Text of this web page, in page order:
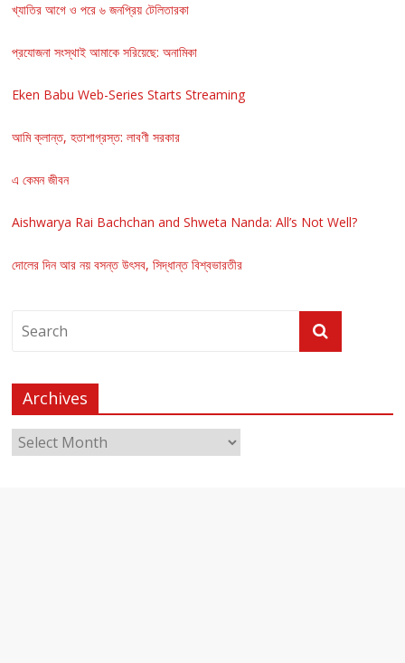
খ্যাতির আগে ও পরে ৬ জনপ্রিয় টেলিতারকা
প্রযোজনা সংস্থাই আমাকে সরিয়েছে: অনামিকা
Eken Babu Web-Series Starts Streaming
আমি ক্লান্ত, হতাশাগ্রস্ত: লাবণী সরকার
এ কেমন জীবন
Aishwarya Rai Bachchan and Shweta Nanda: All’s Not Well?
দোলের দিন আর নয় বসন্ত উৎসব, সিদ্ধান্ত বিশ্বভারতীর
Archives